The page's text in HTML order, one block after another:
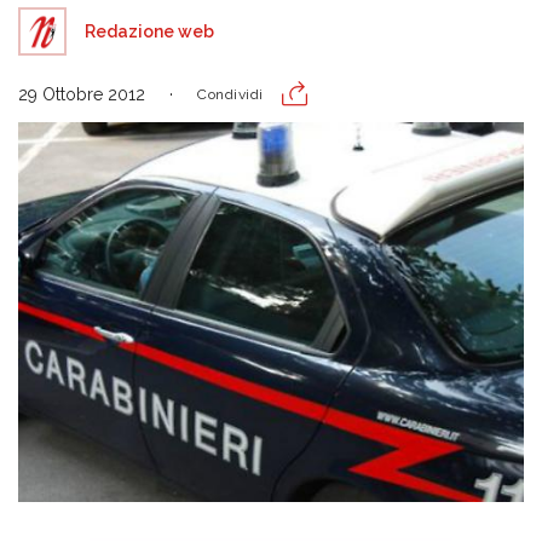
Redazione web
29 Ottobre 2012 Condividi